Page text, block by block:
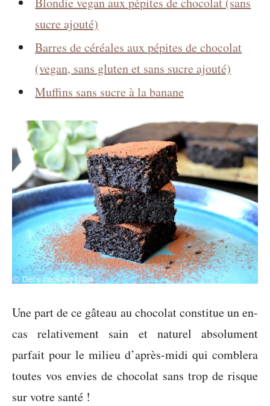
sucre ajouté)
Barres de céréales aux pépites de chocolat
(vegan, sans gluten et sans sucre ajouté)
Muffins sans sucre à la banane
Une part de ce gâteau au chocolat constitue un en-
cas relativement sain et naturel absolument
parfait pour le milieu d’après-midi qui comblera
toutes vos envies de chocolat sans trop de risque
sur votre santé !